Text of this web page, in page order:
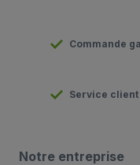
Commande
Service client
Notre entreprise